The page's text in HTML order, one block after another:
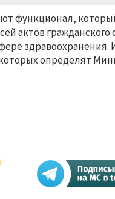
функционал,
актов
здравоохранения.
определят